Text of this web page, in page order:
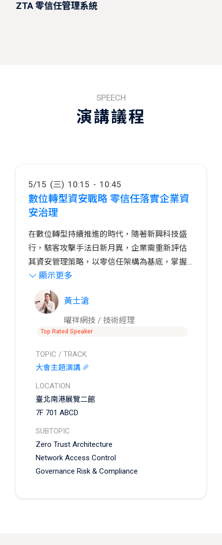
ZTA 零信任管理系統
SPEECH
演講議程
5/15 (三) 10:15 - 10:45
數位轉型資安戰略 零信任落實企業資
安治理
在數位轉型持續推進的時代，隨著新興科技盛
行，駭客攻擊手法日新月異，企業需重新評估
其資安管理策略，以零信任架構為基底，掌握
其關鍵之 PDCA 導入流程，藉由三大核心精神
可視化、自動化、協同作業
業資安治理成熟度。
本次議題 e-SOFT 將分享如何有效的深入檢視企
業既有的資安環境，識別潛在風險和漏洞，進
而針對性地加強資安防護措施，隨著資安管理
關鍵績效指標透明化，提升組織對於資安管理
落實的重視程度，持續性的檢視與改進流程，
保障業務運作的持續和穩健。
顯示更多
黃士滄
曜祥網技 / 技術經理
Top Rated Speaker
TOPIC / TRACK
大會主題演講
LOCATION
臺北南港展覽二館
7F 701 ABCD
SUBTOPIC
Zero Trust Architecture
Network Access Control
Governance Risk & Compliance